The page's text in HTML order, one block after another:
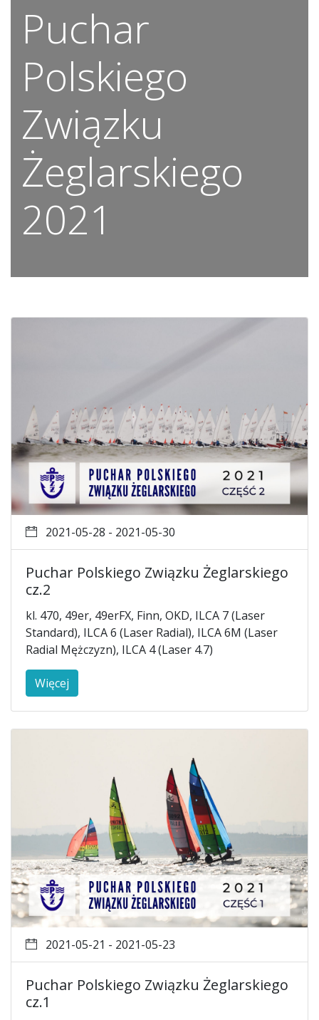
Puchar
Polskiego
Związku
Żeglarskiego
2021
2021-05-28 - 2021-05-30
Puchar Polskiego Związku Żeglarskiego
cz.2
kl. 470, 49er, 49erFX, Finn, OKD, ILCA 7 (Laser
Standard), ILCA 6 (Laser Radial), ILCA 6M (Laser
Radial Mężczyzn), ILCA 4 (Laser 4.7)
Więcej
2021-05-21 - 2021-05-23
Puchar Polskiego Związku Żeglarskiego
cz.1